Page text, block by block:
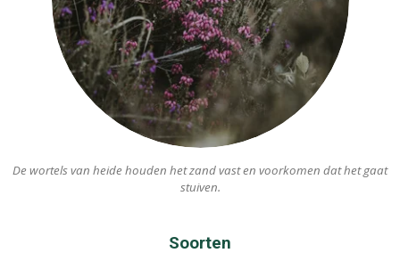
De wortels van heide houden het zand vast en voorkomen dat het gaat
stuiven.
Soorten